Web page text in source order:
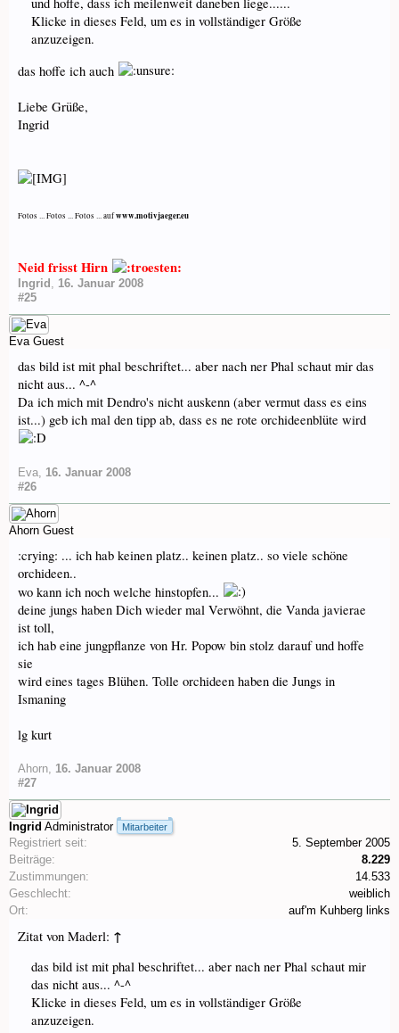
Klicke in dieses Feld, um es in vollständiger Größe
anzuzeigen.
das hoffe ich auch
Liebe Grüße,
Ingrid
Fotos ... Fotos ... Fotos ... aufwww.motivjaeger.eu
Neid frisst Hirn
Ingrid
16. Januar 2008
#25
Eva Guest
das bild ist mit phal beschriftet... aber nach ner Phal schaut mir das
nicht aus... ^-^
Da ich mich mit Dendro's nicht auskenn (aber vermut dass es eins
ist...) geb ich mal den tipp ab, dass es ne rote orchideenblüte wird
Eva 16. Januar 2008
#26
Ahorn Guest
:crying: ... ich hab keinen platz.. keinen platz.. so viele schöne
orchideen..
wo kann ich noch welche hinstopfen...
deine jungs haben Dich wieder mal Verwöhnt, die Vanda javierae
ist toll,
ich hab eine jungpflanze von Hr. Popow bin stolz darauf und hoffe
sie
wird eines tages Blühen. Tolle orchideen haben die Jungs in
Ismaning
lg kurt
Ahorn 16. Januar 2008
#27
Ingrid Administrator Mitarbeiter
Registriert seit:
5. September 2005
Beiträge:
8.229
Zustimmungen:
14.533
Geschlecht:
weiblich
Ort:
auf'm Kuhberg links
Zitat von Maderl: ↑
das bild ist mit phal beschriftet... aber nach ner Phal schaut mir
das nicht aus... ^-^
Klicke in dieses Feld, um es in vollständiger Größe
anzuzeigen.